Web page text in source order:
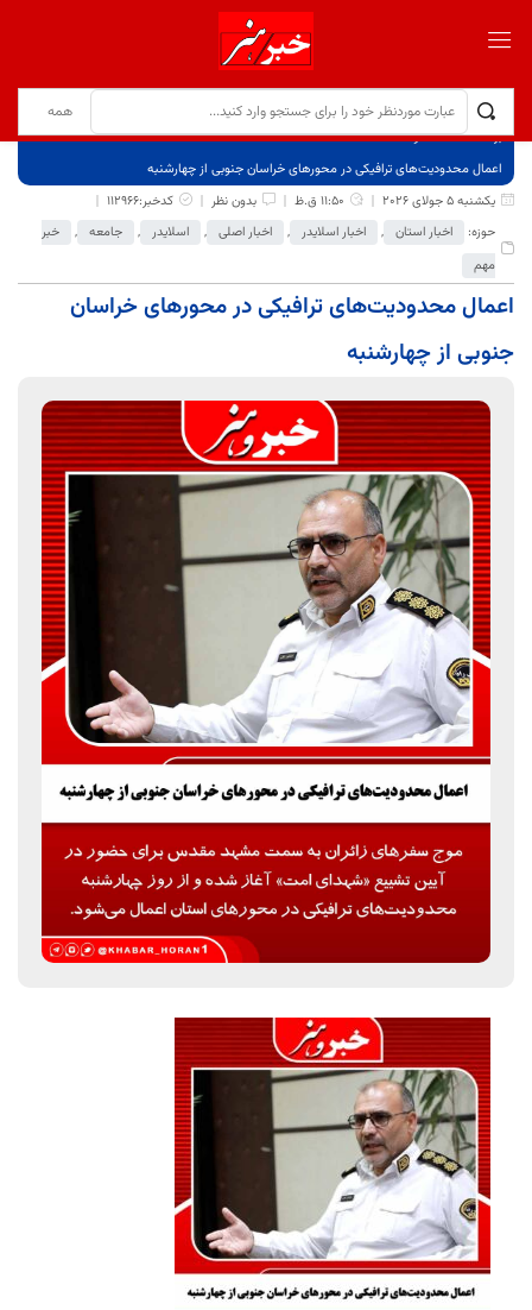
برگ نخست
نوشته‌ها
اعمال محدودیت‌های ترافیکی در محورهای خراسان جنوبی از چهارشنبه
یکشنبه 5 جولای 2026
11:50 ق.ظ بدون نظر
کدخبر:112966
حوزه:
اخبار استان , اخبار اسلایدر , اخبار اصلی , اسلایدر , جامعه ,
خبر
مهم
اعمال محدودیت‌های ترافیکی در محورهای خراسان
جنوبی از چهارشنبه